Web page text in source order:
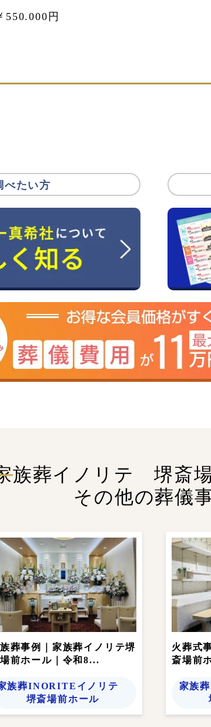
円
べたい方
族葬イノリテ 堺斎
その他の葬儀
葬事例｜家族葬イノリテ堺
前ホール｜令和8...
族葬INORITEイノリテ
堺斎場前ホール
火葬式
斎場前
家族